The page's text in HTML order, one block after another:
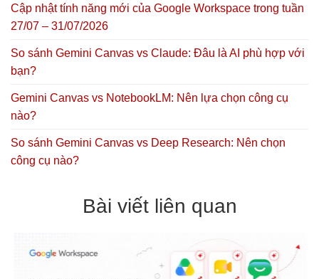
Cập nhật tính năng mới của Google Workspace trong tuần
27/07 – 31/07/2026
So sánh Gemini Canvas vs Claude: Đâu là AI phù hợp với
bạn?
Gemini Canvas vs NotebookLM: Nên lựa chọn công cụ
nào?
So sánh Gemini Canvas vs Deep Research: Nên chọn
công cụ nào?
Bài viết liên quan